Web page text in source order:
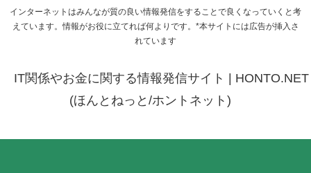
インターネットはみんなが質の良い情報発信をすることで良くなっていくと考
えています。情報がお役に立てれば何よりです。*本サイトには広告が挿入さ
れています
IT関係やお金に関する情報発信サイト | HONTO.NET
(ほんとねっと/ホントネット)